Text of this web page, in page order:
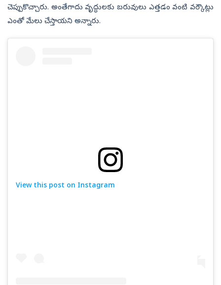
చెప్పుకొచ్చారు. అంతేగాదు వృద్ధులకు బరువులు ఎత్తడం వంటి వర్కౌట్లు
ఎంతో మేలు చేస్తాయని అన్నారు.
View this post on Instagram